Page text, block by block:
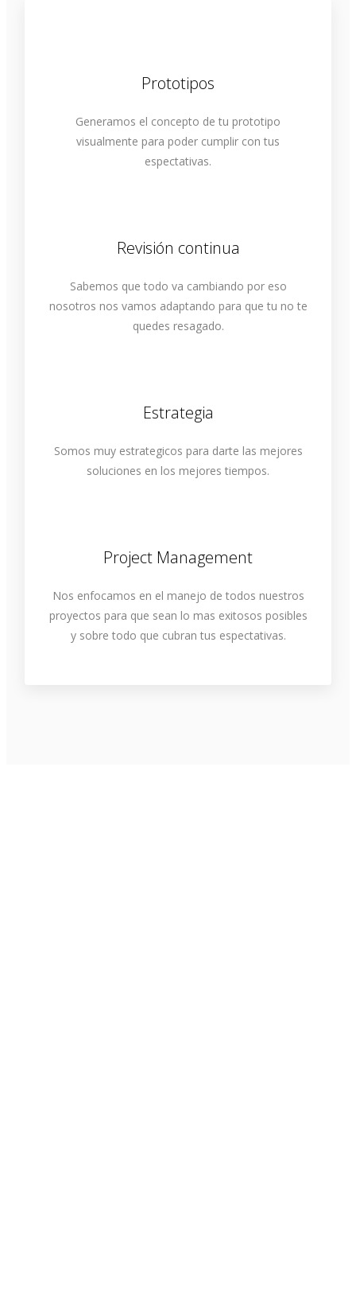
Prototipos
Generamos el concepto de tu prototipo
visualmente para poder cumplir con tus
espectativas.
Revisión continua
Sabemos que todo va cambiando por eso
nosotros nos vamos adaptando para que tu no te
quedes resagado.
Estrategia
Somos muy estrategicos para darte las mejores
soluciones en los mejores tiempos.
Project Management
Nos enfocamos en el manejo de todos nuestros
proyectos para que sean lo mas exitosos posibles
y sobre todo que cubran tus espectativas.